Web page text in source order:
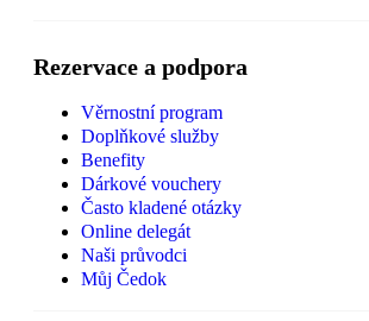
Rezervace a podpora
Věrnostní program
Doplňkové služby
Benefity
Dárkové vouchery
Často kladené otázky
Online delegát
Naši průvodci
Můj Čedok